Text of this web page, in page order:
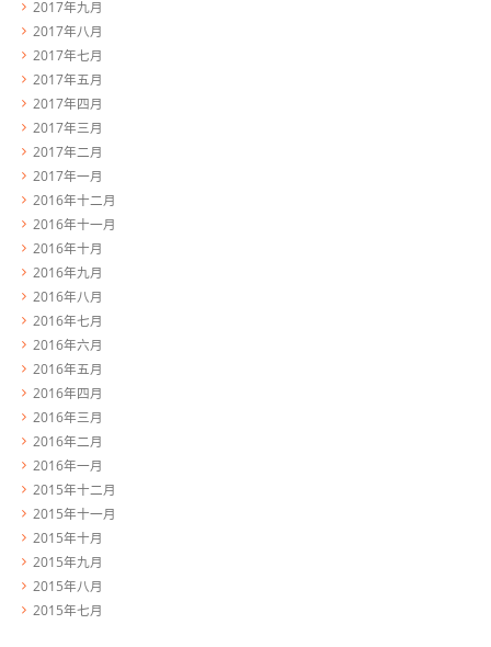
2017年九月
2017年八月
2017年七月
2017年五月
2017年四月
2017年三月
2017年二月
2017年一月
2016年十二月
2016年十一月
2016年十月
2016年九月
2016年八月
2016年七月
2016年六月
2016年五月
2016年四月
2016年三月
2016年二月
2016年一月
2015年十二月
2015年十一月
2015年十月
2015年九月
2015年八月
2015年七月